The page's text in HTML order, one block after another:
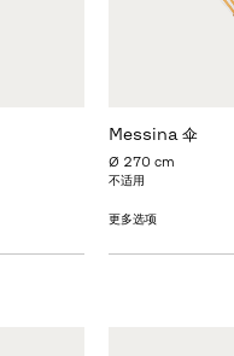
Messina 伞
Ø 270 cm
不适用
更多选项